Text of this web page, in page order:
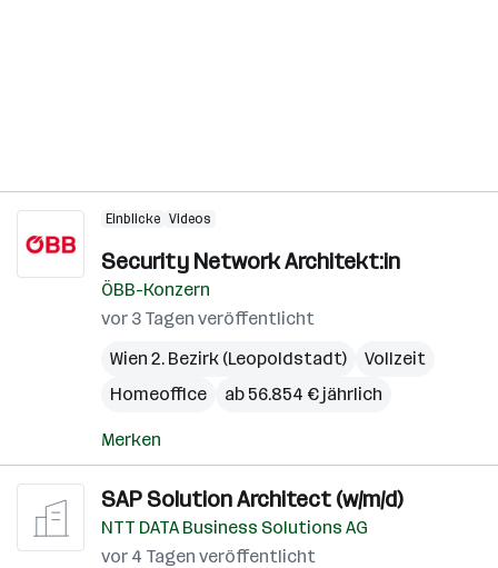
Einblicke Videos
Security Network Architekt:in
ÖBB-Konzern
vor 3 Tagen veröffentlicht
Wien 2. Bezirk (Leopoldstadt)
Vollzeit
Homeoffice
ab 56.854 € jährlich
Merken
SAP Solution Architect (w/m/d)
NTT DATA Business Solutions AG
vor 4 Tagen veröffentlicht